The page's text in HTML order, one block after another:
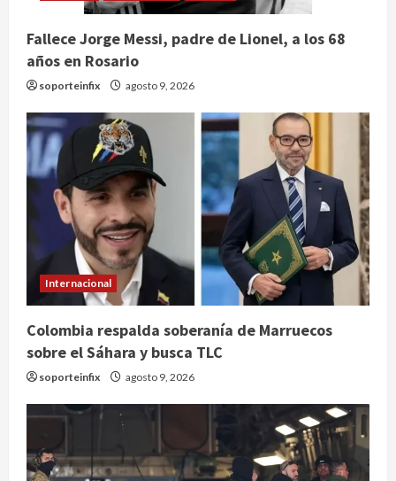
Fallece Jorge Messi, padre de Lionel, a los 68
años en Rosario
soporteinfix agosto 9, 2026
Internacional
Colombia respalda soberanía de Marruecos
sobre el Sáhara y busca TLC
soporteinfix agosto 9, 2026
2
de Reforestación cada segundo
domingo de agosto
agosto 10, 2026
Reflexionan sobre el derecho a la
ciudad y la resistencia desde el
barrio